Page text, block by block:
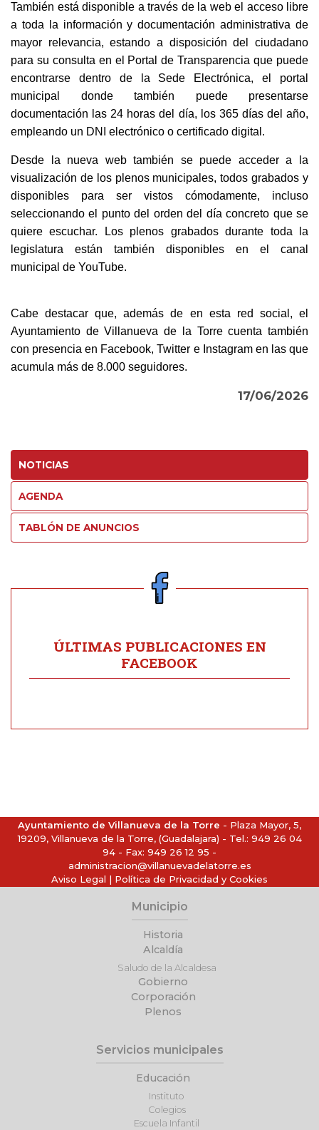
NOTICIAS
AGENDA
TABLÓN DE ANUNCIOS
También está disponible a través de la web el acceso libre
a toda la información y documentación administrativa de
mayor relevancia, estando a disposición del ciudadano
para su consulta en el Portal de Transparencia que puede
encontrarse dentro de la Sede Electrónica, el portal
municipal donde también puede presentarse
documentación las 24 horas del día, los 365 días del año,
empleando un DNI electrónico o certificado digital.
Desde la nueva web también se puede acceder a la
visualización de los plenos municipales, todos grabados y
disponibles para ser vistos cómodamente, incluso
seleccionando el punto del orden del día concreto que se
quiere escuchar. Los plenos grabados durante toda la
legislatura están también disponibles en el canal
municipal de YouTube.
Cabe destacar que, además de en esta red social, el
Ayuntamiento de Villanueva de la Torre cuenta también
con presencia en Facebook, Twitter e Instagram en las que
acumula más de 8.000 seguidores.
17/06/2026
ÚLTIMAS PUBLICACIONES EN
FACEBOOK
Ayuntamiento de Villanueva de la Torre - Plaza Mayor, 5,
19209, Villanueva de la Torre, (Guadalajara) - Tel.: 949 26 04
94 - Fax: 949 26 12 95 -
administracion@villanuevadelatorre.es
Aviso Legal | Política de Privacidad y Cookies
Municipio
Historia
Alcaldía
Saludo de la Alcaldesa
Gobierno
Corporación
Plenos
Servicios municipales
Educación
Instituto
Colegios
Escuela Infantil